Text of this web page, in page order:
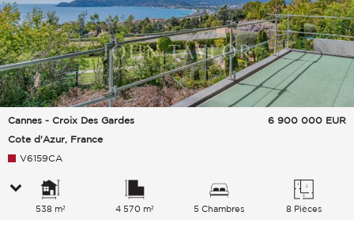
Cannes - Croix Des Gardes
Cote d'Azur, France
6 900 000 EUR
V6159CA
538 m² 4 570 m² 5 Chambres 8 Pièces